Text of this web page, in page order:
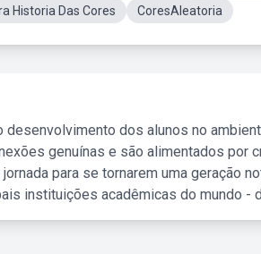
Historia Das Cores CoresAleatoria
desenvolvimento dos alunos no
genuínas e são alimentados por
para se tornarem uma geração
instituições acadêmicas do mundo -